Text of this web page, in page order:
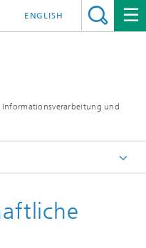
und
ENGLISH